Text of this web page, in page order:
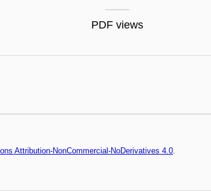
PDF views
Attribution-NonCommercial-NoDerivatives 4.0.